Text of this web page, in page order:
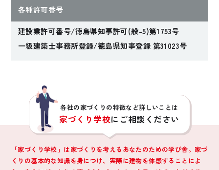
各種許可番号
建設業許可番号/徳島県知事許可(般-5)第1753号
一級建築士事務所登録/徳島県知事登録 第31023号
各社の家づくりの特徴など詳しいことは
家づくり学校にご相談ください
「家づくり学校」は家づくりを考えるあなたのための学び舎。家づ
くりの基本的な知識を身につけ、 実際に建物を体感することによ